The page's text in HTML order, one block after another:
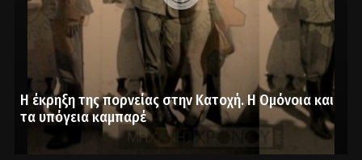
Η έκρηξη της πορνείας στην Κατοχή. Η Ομόνοια και
τα υπόγεια καμπαρέ